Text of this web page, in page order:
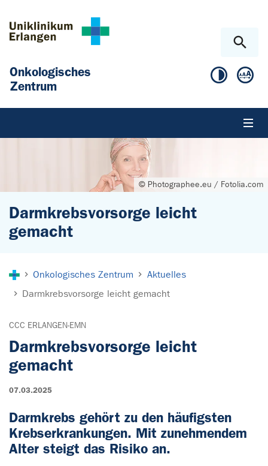
Onkologisches
Zentrum
© Photographee.eu / Fotolia.com
Darmkrebsvorsorge leicht
gemacht
Onkologisches Zentrum
Aktuelles
Darmkrebsvorsorge leicht gemacht
CCC ERLANGEN-EMN
Darmkrebsvorsorge leicht
gemacht
07.03.2025
Darmkrebs gehört zu den häufigsten
Krebserkrankungen. Mit zunehmendem
Alter steigt das Risiko an.